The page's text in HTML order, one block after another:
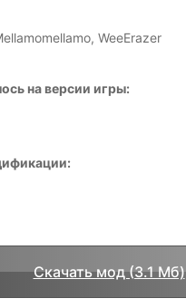
WeeErazer
на версии игры:
Скачать мод (3.1 Мб)